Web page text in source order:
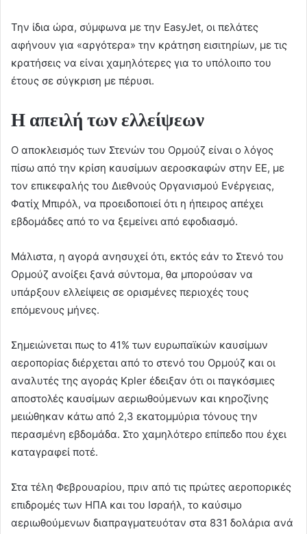
Την ίδια ώρα, σύμφωνα με την EasyJet, οι πελάτες
αφήνουν για «αργότερα» την κράτηση εισιτηρίων, με τις
κρατήσεις να είναι χαμηλότερες για το υπόλοιπο του
έτους σε σύγκριση με πέρυσι.
Η απειλή των ελλείψεων
Ο αποκλεισμός των Στενών του Ορμούζ είναι ο λόγος
πίσω από την κρίση καυσίμων αεροσκαφών στην ΕΕ, με
τον επικεφαλής του Διεθνούς Οργανισμού Ενέργειας,
Φατίχ Μπιρόλ, να προειδοποιεί ότι η ήπειρος απέχει
εβδομάδες από το να ξεμείνει από εφοδιασμό.
Μάλιστα, η αγορά ανησυχεί ότι, εκτός εάν το Στενό του
Ορμούζ ανοίξει ξανά σύντομα, θα μπορούσαν να
υπάρξουν ελλείψεις σε ορισμένες περιοχές τους
επόμενους μήνες.
Σημειώνεται πως tο 41% ​​των ευρωπαϊκών καυσίμων
αεροπορίας διέρχεται από το στενό του Ορμούζ και οι
αναλυτές της αγοράς Kpler έδειξαν ότι οι παγκόσμιες
αποστολές καυσίμων αεριωθούμενων και κηροζίνης
μειώθηκαν κάτω από 2,3 εκατομμύρια τόνους την
περασμένη εβδομάδα. Στο χαμηλότερο επίπεδο που έχει
καταγραφεί ποτέ.
Στα τέλη Φεβρουαρίου, πριν από τις πρώτες αεροπορικές
επιδρομές των ΗΠΑ και του Ισραήλ, το καύσιμο
αεριωθούμενων διαπραγματευόταν στα 831 δολάρια ανά